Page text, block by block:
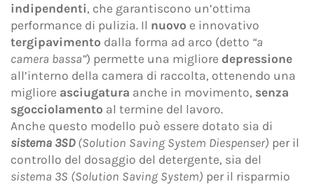
indipendenti, che garantiscono un’ottima
performance di pulizia. Il nuovo e innovativo
tergipavimento dalla forma ad arco (detto “a
camera bassa”) permette una migliore depressione
all’interno della camera di raccolta, ottenendo una
migliore asciugatura anche in movimento, senza
sgocciolamento al termine del lavoro.
Anche questo modello può essere dotato sia di
sistema 3SD (Solution Saving System Diespenser) per il
controllo del dosaggio del detergente, sia del
sistema 3S (Solution Saving System) per il risparmio
Acconsento al trattamento dei dati personali per le
finalità di marketing indicate nell' Informativa
privacyal fine di ricevere materiale pubblicitario e/o
promozionale relativo ai prodotti di Adiatek S.r.l.
Questo sito è protetto da reCAPTCHA e applica la
Privacy Policye iTermini del serviziodi Google.